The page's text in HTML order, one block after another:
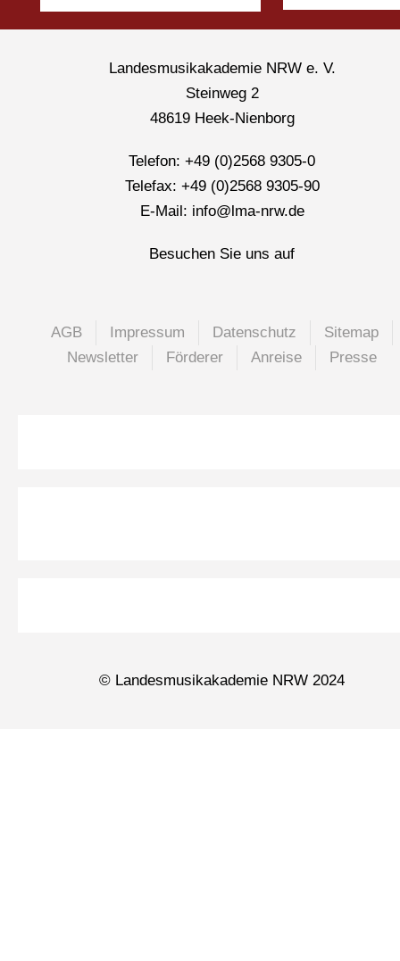
Landesmusikakademie NRW e. V.
Steinweg 2
48619 Heek-Nienborg
Telefon: +49 (0)2568 9305-0
Telefax: +49 (0)2568 9305-90
E-Mail: info@lma-nrw.de
Besuchen Sie uns auf
AGB Impressum Datenschutz
Sitemap
Newsletter
Förderer Anreise Presse
© Landesmusikakademie NRW 2024